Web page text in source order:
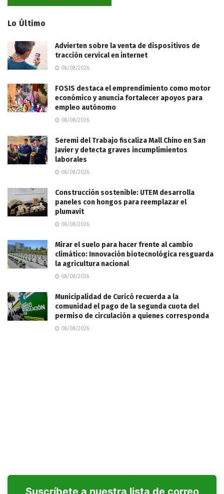
Lo Último
Advierten sobre la venta de dispositivos de
tracción cervical en internet
08/08/2026
FOSIS destaca el emprendimiento como motor
económico y anuncia fortalecer apoyos para
empleo autónomo
08/08/2026
Seremi del Trabajo fiscaliza Mall Chino en San
Javier y detecta graves incumplimientos
laborales
08/08/2026
Construcción sostenible: UTEM desarrolla
paneles con hongos para reemplazar el
plumavit
08/08/2026
Mirar el suelo para hacer frente al cambio
climático: Innovación biotecnológica resguarda
la agricultura nacional
08/08/2026
Municipalidad de Curicó recuerda a la
comunidad el pago de la segunda cuota del
permiso de circulación a quienes corresponda
08/08/2026
Suscríbete a nuestra lista de correo